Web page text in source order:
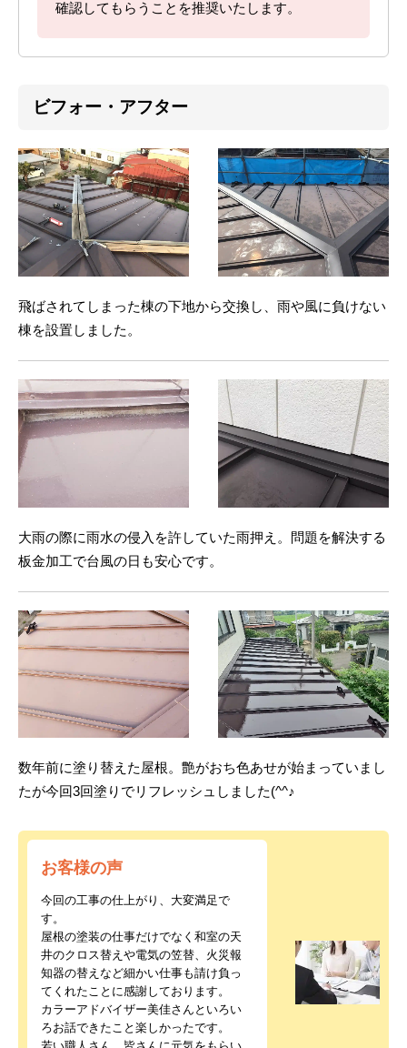
確認してもらうことを推奨いたします。
ビフォー・アフター
飛ばされてしまった棟の下地から交換し、雨や風に負けない
棟を設置しました。
大雨の際に雨水の侵入を許していた雨押え。問題を解決する
板金加工で台風の日も安心です。
数年前に塗り替えた屋根。艶がおち色あせが始まっていまし
たが今回3回塗りでリフレッシュしました(^^♪
お客様の声
今回の工事の仕上がり、大変満足で
す。
屋根の塗装の仕事だけでなく和室の天
井のクロス替えや電気の笠替、火災報
知器の替えなど細かい仕事も請け負っ
てくれたことに感謝しております。
カラーアドバイザー美佳さんといろい
ろお話できたこと楽しかったです。